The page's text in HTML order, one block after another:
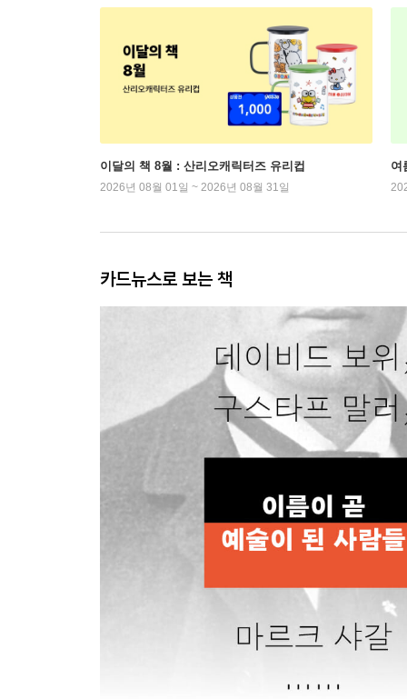
이달의 책 8월 : 산리오캐릭터즈 유리컵
2026년 08월 01일 ~ 2026년 08월 31일
여
카드뉴스로 보는 책